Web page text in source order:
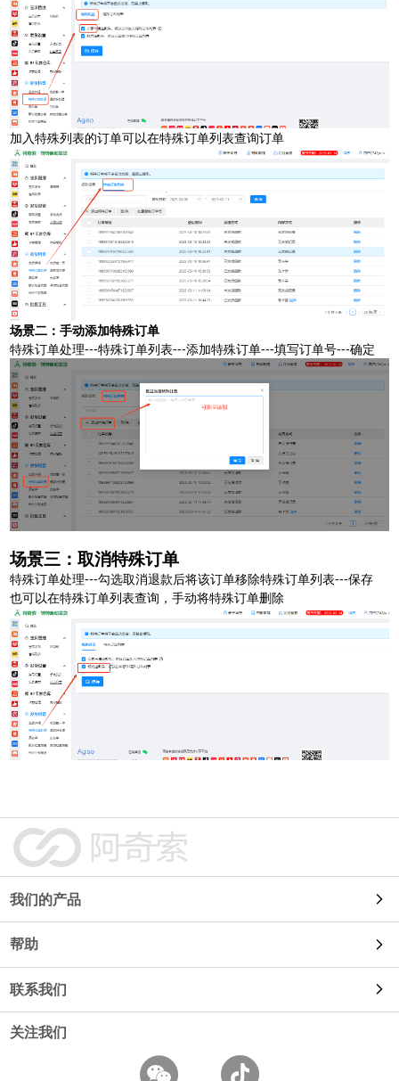
扫描二维码或查看聊天示例
扫码或长按保存图片
加入特殊列表的订单可以在特殊订单列表查询订单
场景二：手动添加特殊订单
特殊订单处理---特殊订单列表---添加特殊订单---填写订单号---确定
场景三：取消特殊订单
特殊订单处理---勾选取消退款后将该订单移除特殊订单列表---保存
也可以在特殊订单列表查询，手动将特殊订单删除
我们的产品
自动发货
帮助
使用教程
联系我们
使用咨询
关注我们